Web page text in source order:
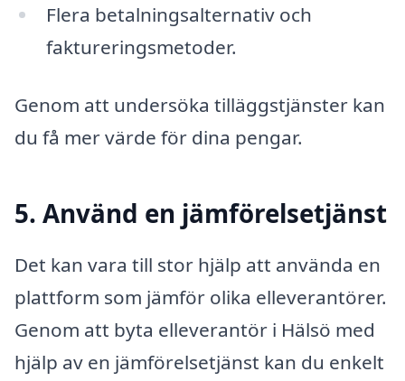
Flera betalningsalternativ och
faktureringsmetoder.
Genom att undersöka tilläggstjänster kan
du få mer värde för dina pengar.
5. Använd en jämförelsetjänst
Det kan vara till stor hjälp att använda en
plattform som jämför olika elleverantörer.
Genom att byta elleverantör i Hälsö med
hjälp av en jämförelsetjänst kan du enkelt